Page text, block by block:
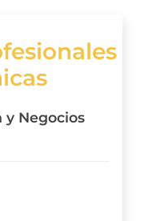
Negocios